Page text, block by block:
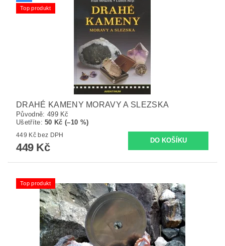
Top produkt
DRAHÉ KAMENY MORAVY A SLEZSKA
Původně: 499 Kč
Ušetříte:50 Kč (–10 %)
449 Kč bez DPH
449 Kč
Top produkt